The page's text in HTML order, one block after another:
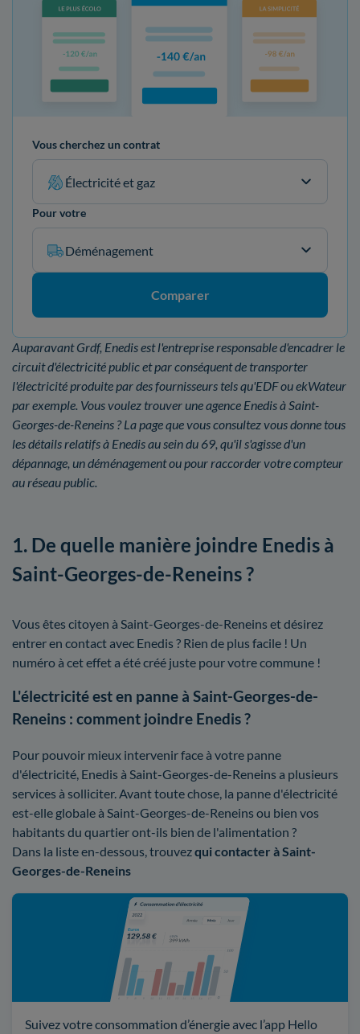
Vous cherchez un contrat
Électricité et gaz
Pour votre
Déménagement
Comparer
Auparavant Grdf, Enedis est l'entreprise responsable d'encadrer le
circuit d'électricité public et par conséquent de transporter
l'électricité produite par des fournisseurs tels qu'EDF ou ekWateur
par exemple. Vous voulez trouver une agence Enedis à Saint-
Georges-de-Reneins ? La page que vous consultez vous donne tous
les détails relatifs à Enedis au sein du 69, qu'il s'agisse d'un
dépannage, un déménagement ou pour raccorder votre compteur
au réseau public.
1. De quelle manière joindre Enedis à
Saint-Georges-de-Reneins ?
Vous êtes citoyen à Saint-Georges-de-Reneins et désirez
entrer en contact avec Enedis ? Rien de plus facile ! Un
numéro à cet effet a été créé juste pour votre commune !
L'électricité est en panne à Saint-Georges-de-
Reneins : comment joindre Enedis ?
Pour pouvoir mieux intervenir face à votre panne
d'électricité, Enedis à Saint-Georges-de-Reneins a plusieurs
services à solliciter. Avant toute chose, la panne d'électricité
est-elle globale à Saint-Georges-de-Reneins ou bien vos
habitants du quartier ont-ils bien de l'alimentation ?
Dans la liste en-dessous, trouvezqui contacter à Saint-
Georges-de-Reneins
Suivez votre consommation d’énergie avec l’app Hello